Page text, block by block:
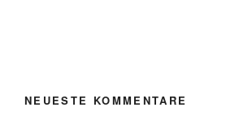
NEUESTE KOMMENTARE